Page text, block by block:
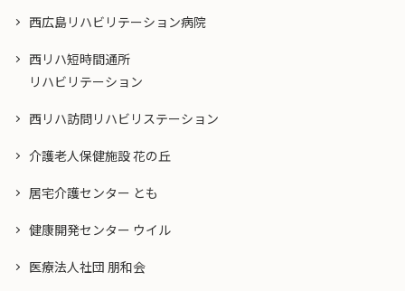
西広島リハビリテーション病院
西リハ短時間通所
リハビリテーション
西リハ訪問リハビリステーション
介護老人保健施設 花の丘
居宅介護センター とも
健康開発センター ウイル
医療法人社団 朋和会